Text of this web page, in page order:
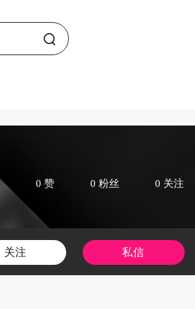
0 赞 0 粉丝 0 关注
关注 私信